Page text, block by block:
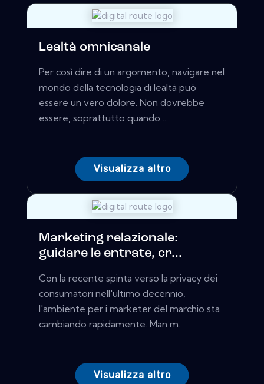
Lealtà omnicanale
Per così dire di un argomento, navigare nel
mondo della tecnologia di lealtà può
essere un vero dolore. Non dovrebbe
essere, soprattutto quando ...
Visualizza altro
Marketing relazionale:
guidare le entrate, cr...
Con la recente spinta verso la privacy dei
consumatori nell'ultimo decennio,
l'ambiente per i marketer del marchio sta
cambiando rapidamente. Man m...
Visualizza altro